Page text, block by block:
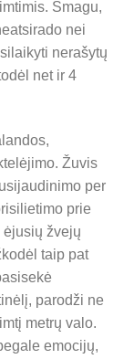
Smagu,
nei
nerašytų
net ir 4
Žuvis
per
prie
ėjusių žvejų
taip pat
parodži ne
metrų valo.
emocijų,